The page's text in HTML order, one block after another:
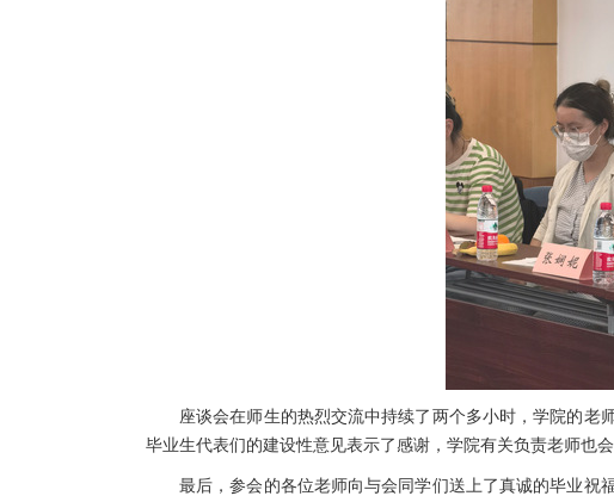
座谈会在师生的热烈交流中持续了两个多小时，学院的
毕业生代表们的建设性意见表示了感谢，学院有关负责老师也
最后，参会的各位老师向与会同学们送上了真诚的毕业祝